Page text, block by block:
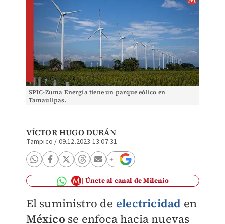
SPIC-Zuma Energía tiene un parque eólico en
Tamaulipas.
VÍCTOR HUGO DURÁN
Tampico / 09.12.2023 13:07:31
Únete al canal de Milenio
El suministro de electricidad en
México se enfoca hacia nuevas